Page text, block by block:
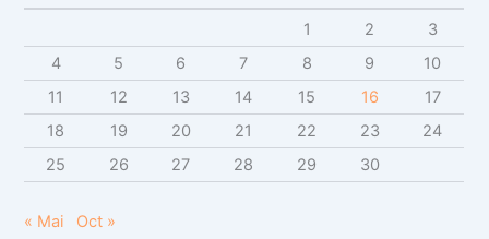
:
1 2
3
4
5 6 7 8 9
10
11
12 13 14 15 16
17
18
19 20 21 22 23
24
25
26 27 28 29 30
« Mai Oct »